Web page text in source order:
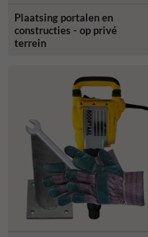
Plaatsing portalen en
constructies - op privé
terrein